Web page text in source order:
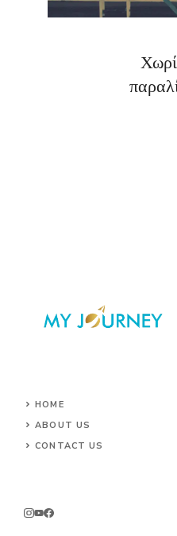
HOME
ABOUT US
CONTACT US